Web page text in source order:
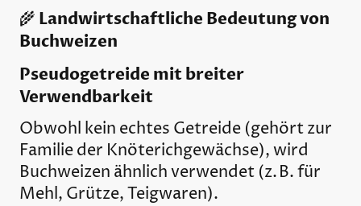
🌾 Landwirtschaftliche Bedeutung von
Buchweizen
Pseudogetreide mit breiter
Verwendbarkeit
Obwohl kein echtes Getreide (gehört zur
Familie der Knöterichgewächse), wird
Buchweizen ähnlich verwendet (z. B. für
Mehl, Grütze, Teigwaren).